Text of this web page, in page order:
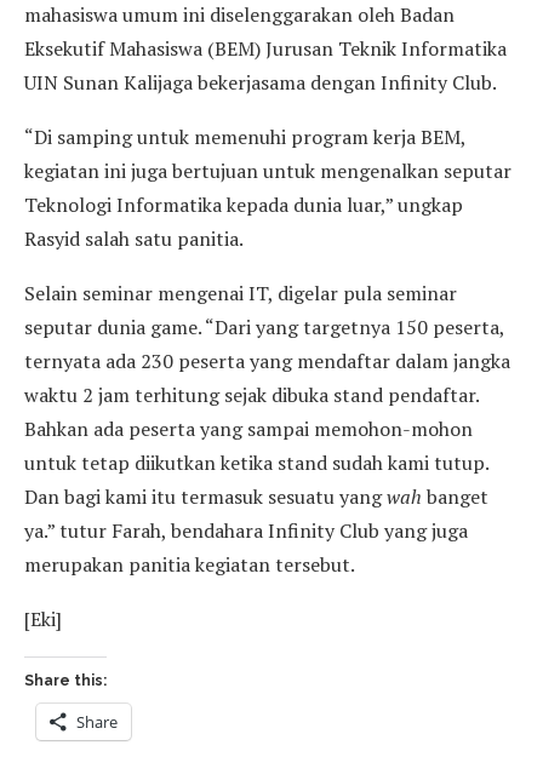
mahasiswa umum ini diselenggarakan oleh Badan
Eksekutif Mahasiswa (BEM) Jurusan Teknik Informatika
UIN Sunan Kalijaga bekerjasama dengan Infinity Club.
“Di samping untuk memenuhi program kerja BEM,
kegiatan ini juga bertujuan untuk mengenalkan seputar
Teknologi Informatika kepada dunia luar,” ungkap
Rasyid salah satu panitia.
Selain seminar mengenai IT, digelar pula seminar
seputar dunia game. “Dari yang targetnya 150 peserta,
ternyata ada 230 peserta yang mendaftar dalam jangka
waktu 2 jam terhitung sejak dibuka stand pendaftar.
Bahkan ada peserta yang sampai memohon-mohon
untuk tetap diikutkan ketika stand sudah kami tutup.
Dan bagi kami itu termasuk sesuatu yangwah banget
ya.” tutur Farah, bendahara Infinity Club yang juga
merupakan panitia kegiatan tersebut.
[Eki]
Share this:
Share